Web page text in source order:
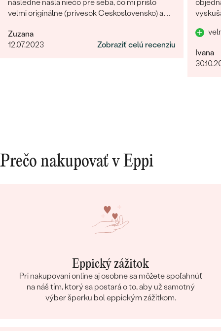
následne našla niečo pre seba, čo mi prišlo
velmi originálne (prívesok Ceskoslovensko) a
komunikácia a doručenie tovaru na 1 s ⭐️.
Obchod a tovar odporúčam, kto hladá šperk,
Zuzana
12.07.2023
Zobraziť celú recenziu
Ivana
Prečo nakupovať v Eppi
Eppický zážitok
Pri nakupovaní online aj osobne sa môžete spoľahnúť
na náš tím, ktorý sa postará o to, aby už samotný
výber šperku bol eppickým zážitkom.